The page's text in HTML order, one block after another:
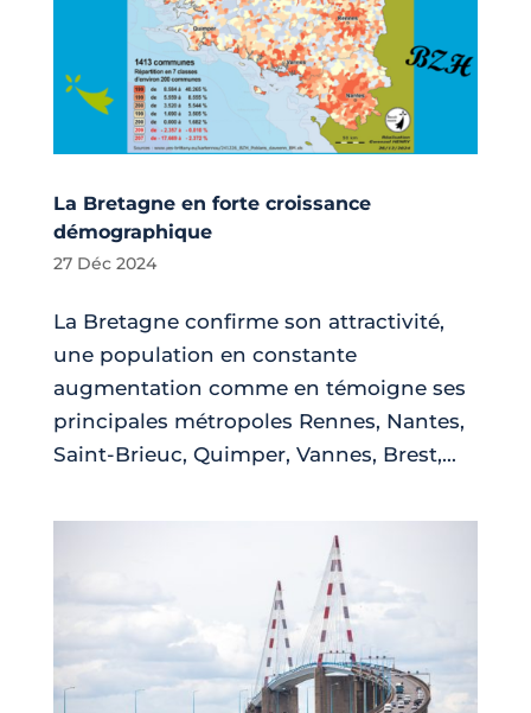
La Bretagne en forte croissance
démographique
27 Déc 2024
La Bretagne confirme son attractivité,
une population en constante
augmentation comme en témoigne ses
principales métropoles Rennes, Nantes,
Saint-Brieuc, Quimper, Vannes, Brest,...